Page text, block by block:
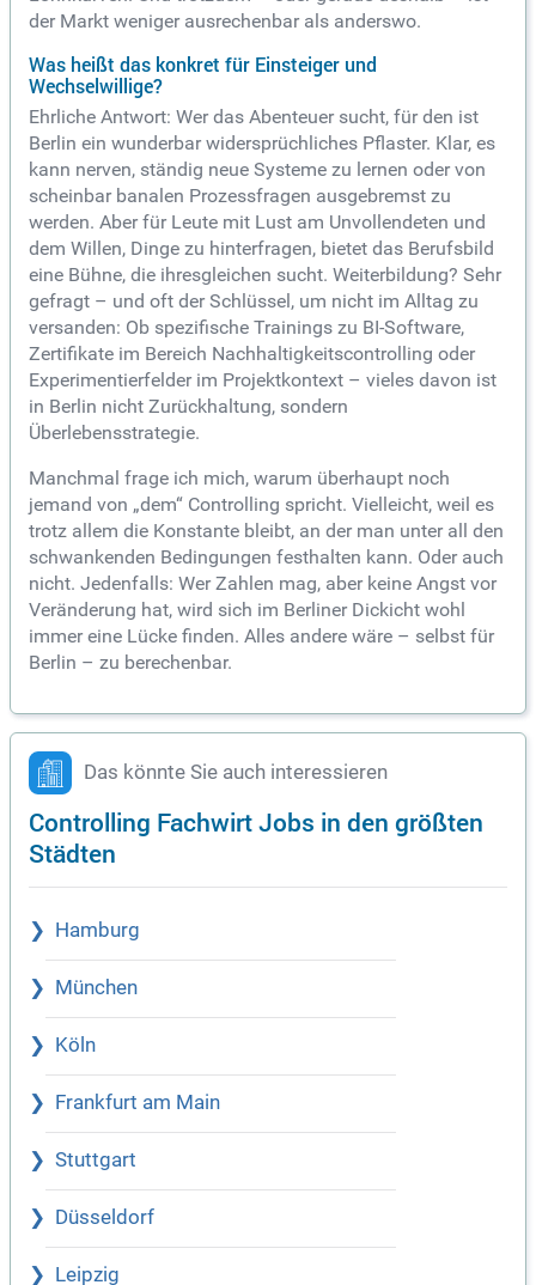
der Markt weniger ausrechenbar als anderswo.
Was heißt das konkret für Einsteiger und
Wechselwillige?
Ehrliche Antwort: Wer das Abenteuer sucht, für den ist
Berlin ein wunderbar widersprüchliches Pflaster. Klar, es
kann nerven, ständig neue Systeme zu lernen oder von
scheinbar banalen Prozessfragen ausgebremst zu
werden. Aber für Leute mit Lust am Unvollendeten und
dem Willen, Dinge zu hinterfragen, bietet das Berufsbild
eine Bühne, die ihresgleichen sucht. Weiterbildung? Sehr
gefragt – und oft der Schlüssel, um nicht im Alltag zu
versanden: Ob spezifische Trainings zu BI-Software,
Zertifikate im Bereich Nachhaltigkeitscontrolling oder
Experimentierfelder im Projektkontext – vieles davon ist
in Berlin nicht Zurückhaltung, sondern
Überlebensstrategie.
Manchmal frage ich mich, warum überhaupt noch
jemand von „dem“ Controlling spricht. Vielleicht, weil es
trotz allem die Konstante bleibt, an der man unter all den
schwankenden Bedingungen festhalten kann. Oder auch
nicht. Jedenfalls: Wer Zahlen mag, aber keine Angst vor
Veränderung hat, wird sich im Berliner Dickicht wohl
immer eine Lücke finden. Alles andere wäre – selbst für
Berlin – zu berechenbar.
Das könnte Sie auch interessieren
Controlling Fachwirt Jobs in den größten
Städten
Hamburg
München
Köln
Frankfurt am Main
Stuttgart
Düsseldorf
Leipzig